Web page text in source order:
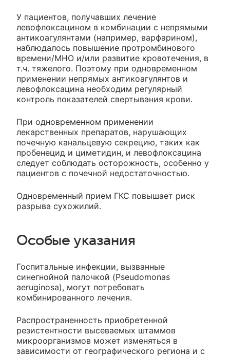
У пациентов, получавших лечение
левофлоксацином в комбинации с непрямыми
антикоагулянтами (например, варфарином),
наблюдалось повышение протромбинового
времени/МНО и/или развитие кровотечения, в
т.ч. тяжелого. Поэтому при одновременном
применении непрямых антикоагулянтов и
левофлоксацина необходим регулярный
контроль показателей свертывания крови.
При одновременном применении
лекарственных препаратов, нарушающих
почечную канальцевую секрецию, таких как
пробенецид и циметидин, и левофлоксацина
следует соблюдать осторожность, особенно у
пациентов с почечной недостаточностью.
Одновременный прием ГКС повышает риск
разрыва сухожилий.
Особые указания
Госпитальные инфекции, вызванные
синегнойной палочкой (Pseudomonas
aeruginosa), могут потребовать
комбинированного лечения.
Распространенность приобретенной
резистентности высеваемых штаммов
микроорганизмов может изменяться в
зависимости от географического региона и с